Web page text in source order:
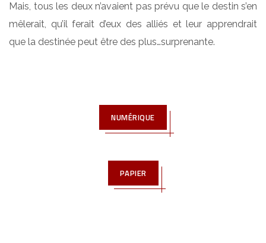
Mais, tous les deux n’avaient pas prévu que le destin s’en
mêlerait, qu’il ferait d’eux des alliés et leur apprendrait
que la destinée peut être des plus…surprenante.
NUMÉRIQUE
PAPIER